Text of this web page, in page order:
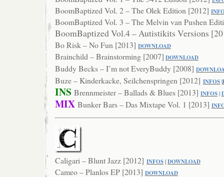
BoomBaptized Vol. 2 – The Olek Edition [2012]
BoomBaptized Vol. 3 – The Melvin van Pushen
BoomBaptized Vol.4 – Autistikits Versions
Bo Risk – No Fun [2013] DOWNLOAD
Brainchild – Brainstorming [2007] DOWNLOAD
Buddy Becks – I’m not EveryBuddy [2008]
Buze – Kinderkacke, Seilchenspringen [2012] INFOS|
INS Brennmeister – Ballads & Blues [2013] INFOS|
MIX Bunker Bars – Das Mixtape Vol. 1 [2013] IN
Caligari – Blunt Jazz [2012] INFOS|DOWNLOAD
Cameo – Planlos EP [2013] DOWNLOAD